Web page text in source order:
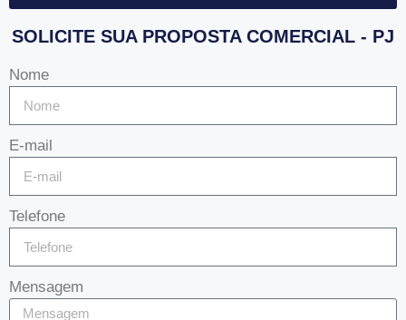
SOLICITE SUA PROPOSTA COMERCIAL - PJ
Nome
E-mail
Telefone
Mensagem